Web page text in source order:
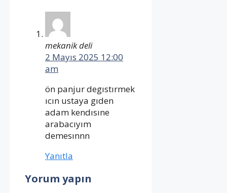
mekanik deli
2 Mayıs 2025 12:00
am
ön panjur degıstırmek
ıcın ustaya gıden
adam kendısıne
arabacıyım
demesınnn
Yanıtla
Yorum yapın